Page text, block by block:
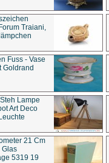
Traiani,
Fuss - Vase
Goldrand
Lampe
Art Deco
21 Cm
Glas
5319 19